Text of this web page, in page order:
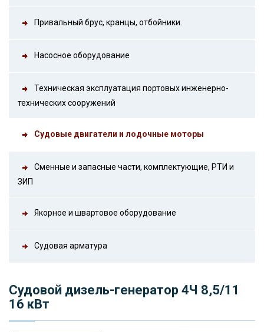
Привальный брус, кранцы, отбойники.
Насосное оборудование
Техническая эксплуатация портовых инженерно-
технических сооружений
Судовые двигатели и лодочные моторы
Сменные и запасные части, комплектующие, РТИ и
ЗИП
Якорное и швартовое оборудование
Судовая арматура
Судовой дизель-генератор 4Ч 8,5/11
16 кВт